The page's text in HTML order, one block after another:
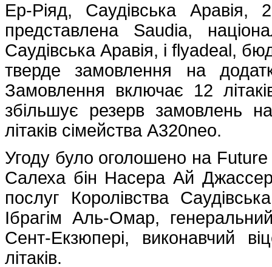
Ер-Ріяд, Саудівська
представлена ​​Saudia,
Саудівська Аравія, і flyadeal,
тверде замовлення на
Замовлення включає 12
збільшує резерв замовлень
літаків сімейства A320neo.
Угоду було оголошено на Future
Салеха бін Насера ​​Ай
послуг Королівства
Ібрагім Аль-Омар,
Сент-Екзюпері, виконавчий
літаків.